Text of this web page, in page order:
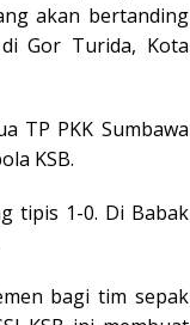
akan bertanding
Gor Turida, Kota
TP PKK Sumbawa
KSB.
tipis 1-0. Di Babak
bagi tim sepak